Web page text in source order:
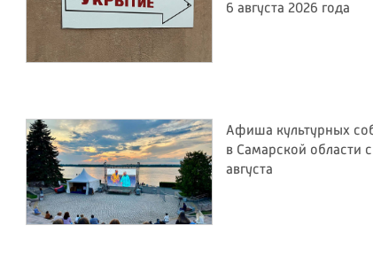
6 августа 2026 года
Афиша культурных
в Самарской области
августа